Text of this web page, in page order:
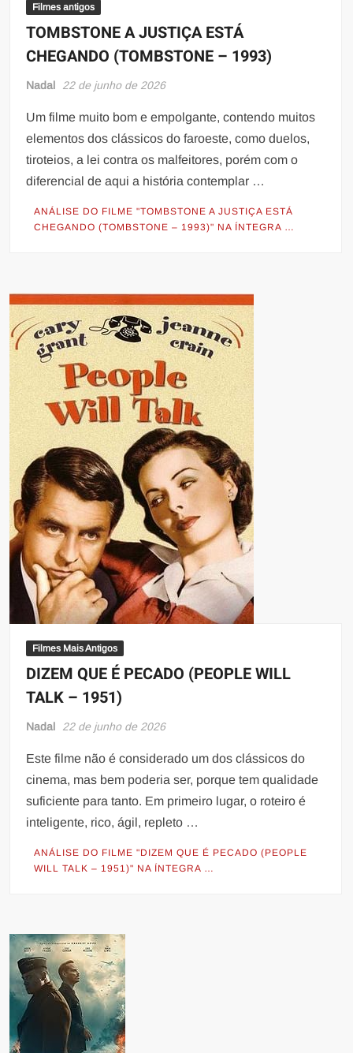
Filmes antigos
TOMBSTONE A JUSTIÇA ESTÁ
CHEGANDO (TOMBSTONE – 1993)
Nadal 22 de junho de 2026
Um filme muito bom e empolgante, contendo muitos
elementos dos clássicos do faroeste, como duelos,
tiroteios, a lei contra os malfeitores, porém com o
diferencial de aqui a história contemplar …
ANÁLISE DO FILME "TOMBSTONE A JUSTIÇA ESTÁ
CHEGANDO (TOMBSTONE – 1993)" NA ÍNTEGRA …
Filmes Mais Antigos
DIZEM QUE É PECADO (PEOPLE WILL
TALK – 1951)
Nadal 22 de junho de 2026
Este filme não é considerado um dos clássicos do
cinema, mas bem poderia ser, porque tem qualidade
suficiente para tanto. Em primeiro lugar, o roteiro é
inteligente, rico, ágil, repleto …
ANÁLISE DO FILME "DIZEM QUE É PECADO (PEOPLE
WILL TALK – 1951)" NA ÍNTEGRA …